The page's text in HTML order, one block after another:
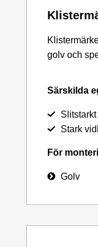
golv och
Särskilda
Slitstarkt
Stark
För
Golv